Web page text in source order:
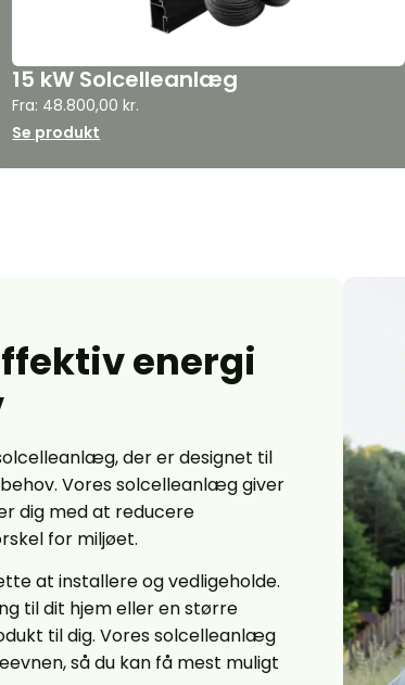
15 kW Solcelleanlæg
Fra: 48.800,00kr.
Se produkt
energi
der er designet til
Vores solcelleanlæg giver
dig med at reducere
for miljøet.
at installere og vedligeholde.
til dit hjem eller en større
til dig. Vores solcelleanlæg
så du kan få mest muligt